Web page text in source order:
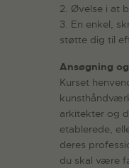
2. Øvelse i at
3. En enkel,
støtte dig til
Ansøgning
Kurset
arkitekter og
etablerede,
deres
du skal være